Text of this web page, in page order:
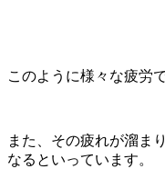
このように様々な疲労
また、その疲れが溜ま
なるといっています。